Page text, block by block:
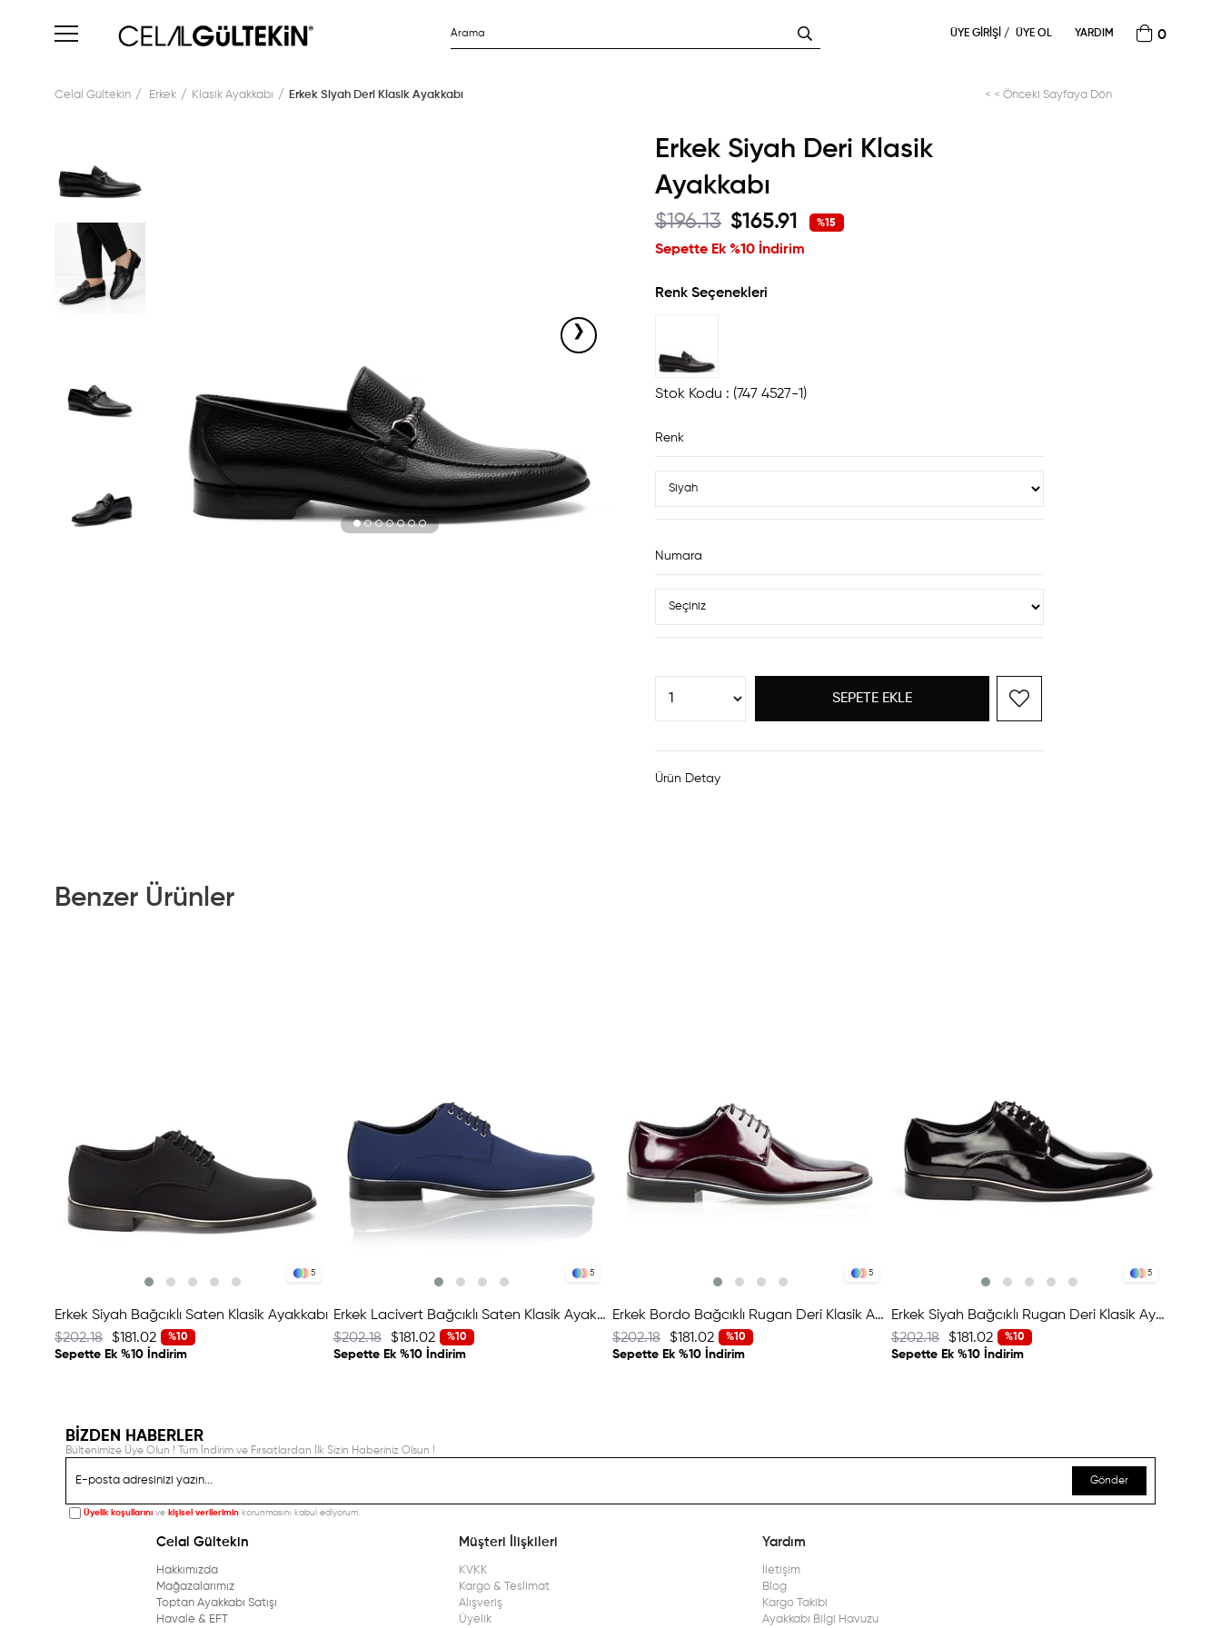
0
YARDIM
ÜYE GIRIŞI ÜYE OL
Celal Gültekin Erkek Klasik Ayakkabı Erkek Siyah Deri Klasik Ayakkabı < < Önceki Sayfaya Dön
›
Erkek Siyah Deri Klasik
Ayakkabı
$196.13 $165.91
Sepette Ek %10 İndirim
%15
Renk Seçenekleri
Stok Kodu (747 4527-1)
Renk
Numara
Ürün Detay
Benzer Ürünler
5
Erkek Siyah Bağcıklı Saten Klasik Ayakkabı
%10
$181.02
$202.18
Sepette Ek %10 İndirim
5
Erkek Lacivert Bağcıklı Saten Klasik Ayakkabı
%10
$181.02
$202.18
Sepette Ek %10 İndirim
5
Erkek Bordo Bağcıklı Rugan Deri Klasik Ayakkabı
%10
$181.02
$202.18
Sepette Ek %10 İndirim
5
Erkek Siyah Bağcıklı Rugan Deri Klasik Ayakkabı
%10
$181.02
$202.18
Sepette Ek %10 İndirim
BİZDEN HABERLER
Bültenimize Üye Olun ! Tüm İndirim ve Fırsatlardan İlk Sizin Haberiniz Olsun !
Gönder
Üyelik koşullarını ve kişisel verilerimin korunmasını kabul ediyorum.
Celal Gültekin
Hakkımızda
Mağazalarımız
Toptan Ayakkabı Satışı
Havale & EFT
Müşteri İlişkileri
KVKK
Kargo & Teslimat
Alışveriş
Üyelik
Yardım
İletişim
Blog
Kargo Takibi
Ayakkabı Bilgi Havuzu